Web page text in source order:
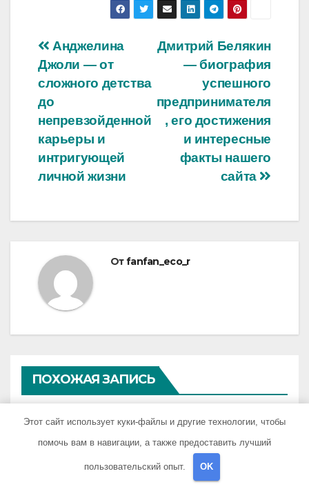
Навигация
по
записям
Дмитрий Белякин
— биография
успешного
предпринимателя
, его достижения
и интересные
факты нашего
сайта
Анджелина
Джоли — от
сложного детства
до
непревзойденной
карьеры и
интригующей
личной жизни
Отfanfan_eco_r
ПОХОЖАЯ ЗАПИСЬ
Параболическая топология
Этот сайт использует куки-файлы и другие технологии, чтобы
помочь вам в навигации, а также предоставить лучший
пользовательский опыт. OK